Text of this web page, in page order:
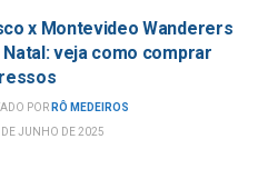
x Montevideo Wanderers
Natal: veja como comprar
POR RÔ MEDEIROS
JUNHO DE 2025